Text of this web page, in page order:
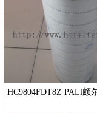
HC9804FDT8Z